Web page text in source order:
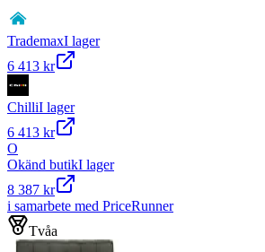
TrademaxI lager
6 413 kr
ChilliI lager
6 413 kr
O
Okänd butikI lager
8 387 kr
i samarbete med PriceRunner
Tvåa